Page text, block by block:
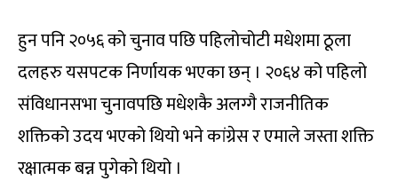
हुन पनि २०५६ को चुनाव पछि पहिलोचोटी मधेशमा ठूला
दलहरु यसपटक निर्णायक भएका छन् । २०६४ को पहिलो
संविधानसभा चुनावपछि मधेशकै अलग्गै राजनीतिक
शक्तिको उदय भएको थियो भने कांग्रेस र एमाले जस्ता शक्ति
रक्षात्मक बन्न पुगेको थियो ।